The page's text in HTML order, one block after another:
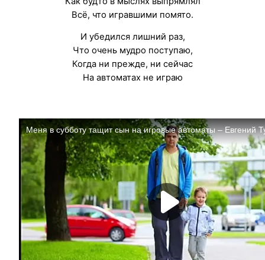
Всё, что игравшими помято.
И убедился лишний раз,
Что очень мудро поступаю,
Когда ни прежде, ни сейчас
На автоматах не играю